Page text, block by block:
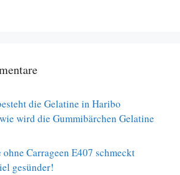
die Gelatine in Haribo
wird die Gummibärchen Gelatine
ohne Carrageen E407 schmeckt
gesünder!